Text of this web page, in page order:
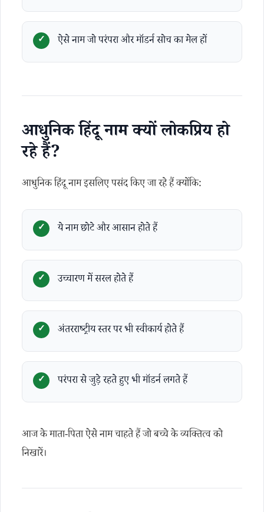
ऐसे नाम जो परंपरा और मॉडर्न सोच का मेल हों
आधुनिक हिंदू नाम क्यों लोकप्रिय हो
रहे हैं?
आधुनिक हिंदू नाम इसलिए पसंद किए जा रहे हैं क्योंकि:
ये नाम छोटे और आसान होते हैं
उच्चारण में सरल होते हैं
अंतरराष्ट्रीय स्तर पर भी स्वीकार्य होते हैं
परंपरा से जुड़े रहते हुए भी मॉडर्न लगते हैं
आज के माता-पिता ऐसे नाम चाहते हैं जो बच्चे के व्यक्तित्व को
निखारें।